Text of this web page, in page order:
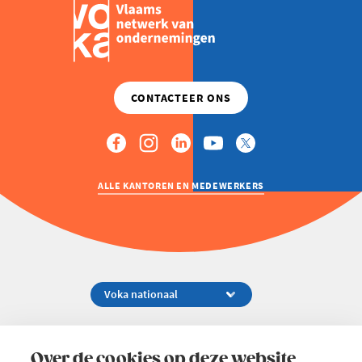
ALLE KANTOREN EN MEDEWERKERS
02 229 81 11